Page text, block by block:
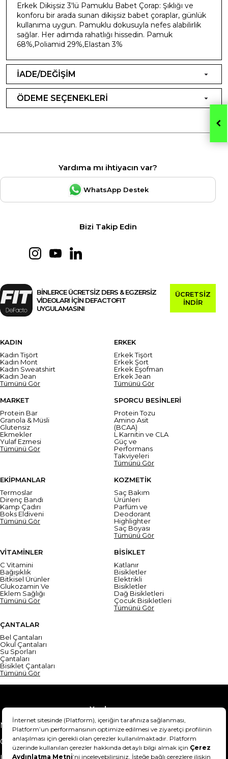
Erkek Dikişsiz 3'lü Pamuklu Babet Çorap: Şıklığı ve
konforu bir arada sunan dikişsiz babet çoraplar, günlük
kullanıma uygun. Pamuklu dokusuyla nefes alabilirlik
sağlar. Her adımda rahatlığı hissedin. Pamuk
68%,Poliamid 29%,Elastan 3%
İADE/DEĞİŞİM
ÖDEME SEÇENEKLERİ
Yardıma mı ihtiyacın var?
WhatsApp Destek
Bizi Takip Edin
BİNLERCE ÜCRETSİZ DERS & EGZERSİZ
VİDEOLARI İÇİN DEFACTOFIT
UYGULAMASINI
ÜCRETSİZ
İNDİR
KADIN
Kadın Tişört
Kadın Mont
Kadın Sweatshirt
Kadın Jean
Tümünü Gör
ERKEK
Erkek Tişört
Erkek Şort
Erkek Eşofman
Erkek Jean
Tümünü Gör
MARKET
Protein Bar
Granola & Müsli
Glutensiz
Ekmekler
Yulaf Ezmesi
Tümünü Gör
SPORCU BESİNLERİ
Protein Tozu
Amino Asit
(BCAA)
L Karnitin ve CLA
Güç ve
Performans
Takviyeleri
Tümünü Gör
EKİPMANLAR
Termoslar
Direnç Bandı
Kamp Çadırı
Boks Eldiveni
Tümünü Gör
KOZMETİK
Saç Bakım
Ürünleri
Parfüm ve
Deodorant
Highlighter
Saç Boyası
Tümünü Gör
VİTAMİNLER
C Vitamini
Bağışıklık
Bitkisel Ürünler
Glukozamin Ve
Eklem Sağlığı
Tümünü Gör
BİSİKLET
Katlanır
Bisikletler
Elektrikli
Bisikletler
Dağ Bisikletleri
Çocuk Bisikletleri
Tümünü Gör
ÇANTALAR
Bel Çantaları
Okul Çantaları
Su Sporları
Çantaları
Bisiklet Çantaları
Tümünü Gör
Yardım
Mesafeli Satış Sözleşmesi
Teslimat Bilgisi
Gizlilik Sözleşmesi
Şartlar & Koşullar